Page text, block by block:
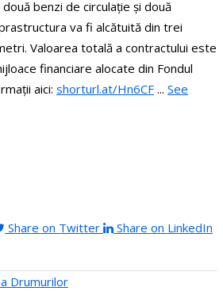
benzi de circulație și două
va fi alcătuită din trei
Valoarea totală a contractului este
financiare alocate din Fondul
aici: shorturl.at/Hn6CF ... See
Share on Twitter
Share on LinkedIn
Drumurilor